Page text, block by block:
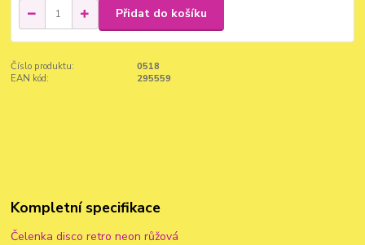
Přidat do košíku
Číslo produktu:
0518
EAN kód:
295559
Kompletní specifikace
Čelenka disco retro neon růžová